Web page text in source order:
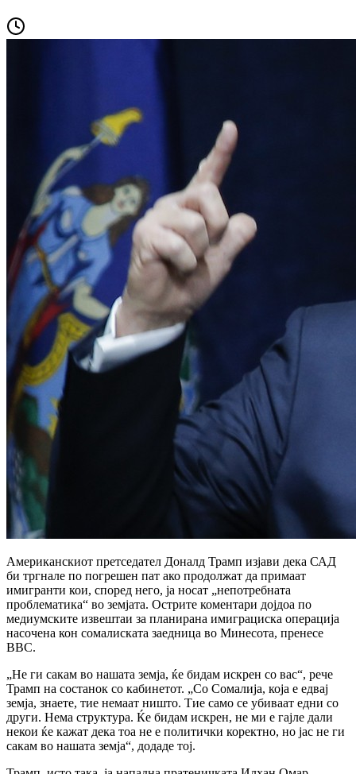
Американскиот претседател Доналд Трамп изјави дека САД
би тргнале по погрешен пат ако продолжат да примаат
имигранти кои, според него, ја носат „непотребната
проблематика“ во земјата. Острите коментари дојдоа по
медиумските извештаи за планирана имиграциска операција
насочена кон сомалиската заедница во Минесота, пренесе
BBC.
„Не ги сакам во нашата земја, ќе бидам искрен со вас“, рече
Трамп на состанок со кабинетот. „Со Сомалија, која е едвај
земја, знаете, тие немаат ништо. Тие само се убиваат едни со
други. Нема структура. Ќе бидам искрен, не ми е гајле дали
некои ќе кажат дека тоа не е политички коректно, но јас не ги
сакам во нашата земја“, додаде тој.